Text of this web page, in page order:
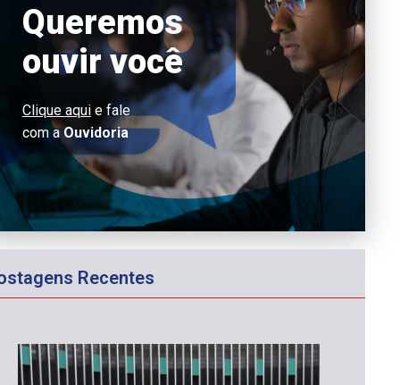
Queremos
ouvir você
Clique aquie fale
com aOuvidoria
Recentes